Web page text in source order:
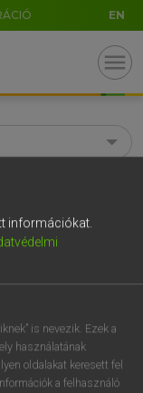
EN
menu
2.utánzat
információkat.
is nevezik. Ezek a
használatának
oldalakat keresett fel
a felhasználó
ü ó
p ő ú
ű
AltGr